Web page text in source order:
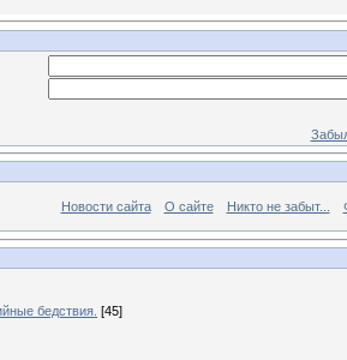
Новости сайта О сайте Никто не забыт...
бедствия. [45]